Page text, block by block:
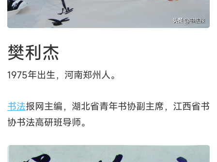
樊利杰
1975年出生，河南郑州人。
书法报网主编，湖北省青年书协副主席，江西省书
协书法高研班导师。